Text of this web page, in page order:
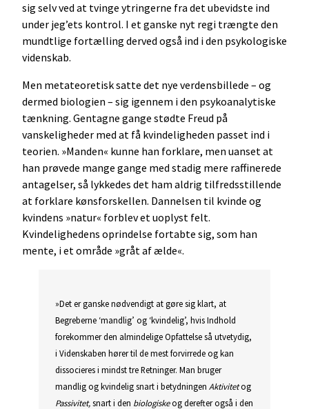
sig selv ved at tvinge ytringerne fra det ubevidste ind
under jeg’ets kontrol. I et ganske nyt regi trængte den
mundtlige fortælling derved også ind i den psykologiske
videnskab.
Men metateoretisk satte det nye verdensbillede – og
dermed biologien – sig igennem i den psykoanalytiske
tænkning. Gentagne gange stødte Freud på
vanskeligheder med at få kvindeligheden passet ind i
teorien. »Manden« kunne han forklare, men uanset at
han prøvede mange gange med stadig mere raffinerede
antagelser, så lykkedes det ham aldrig tilfredsstillende
at forklare kønsforskellen. Dannelsen til kvinde og
kvindens »natur« forblev et uoplyst felt.
Kvindelighedens oprindelse fortabte sig, som han
mente, i et område »gråt af ælde«.
»Det er ganske nødvendigt at gøre sig klart, at
Begreberne ‘mandlig’ og ‘kvindelig’, hvis Indhold
forekommer den almindelige Opfattelse så utvetydig,
i Videnskaben hører til de mest forvirrede og kan
dissocieres i mindst tre Retninger. Man bruger
mandlig og kvindelig snart i betydningen Aktivitetog
Passivitet,snart i den biologiskeog derefter også i den